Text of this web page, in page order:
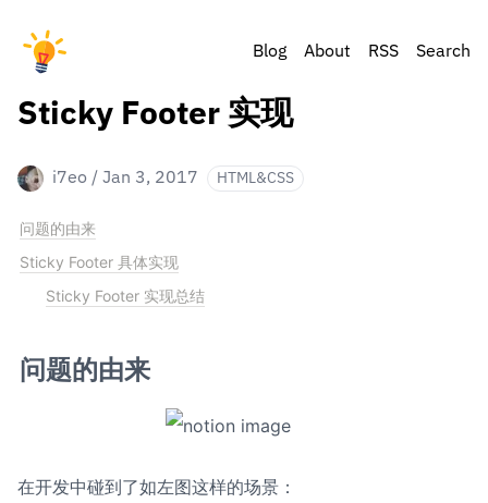
Blog About RSS Search
Sticky Footer 实现
i7eo / Jan 3, 2017 HTML&CSS
问题的由来
Sticky Footer 具体实现
Sticky Footer 实现总结
问题的由来
在开发中碰到了如左图这样的场景：